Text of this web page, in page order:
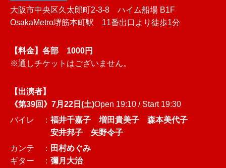
大阪市中央区久太郎町2-3-8 ハイム船場 B1F
OsakaMetro堺筋本町駅 11番出口より徒歩1分
【料金】各部 1000円
※通しチケットはございません。
【出演者】
《第39回》7月22日(土)Open 19:10 / Start 19:30
バイレ ：福井千嘉子 増田貴美子 森本美代子
安井邦子 矢野令子
カンテ ： 田村めぐみ
ギター ： 彌月大治